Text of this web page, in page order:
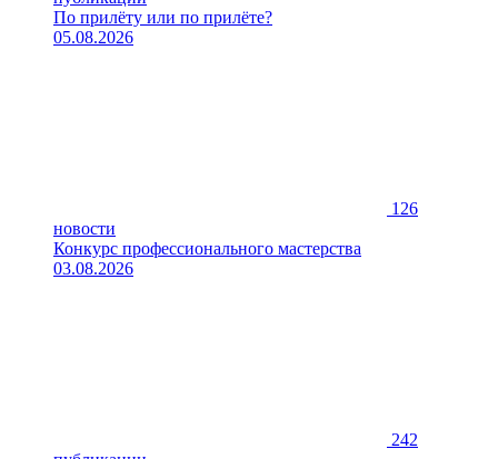
По прилёту или по прилёте?
05.08.2026
126
новости
Конкурс профессионального мастерства
03.08.2026
242